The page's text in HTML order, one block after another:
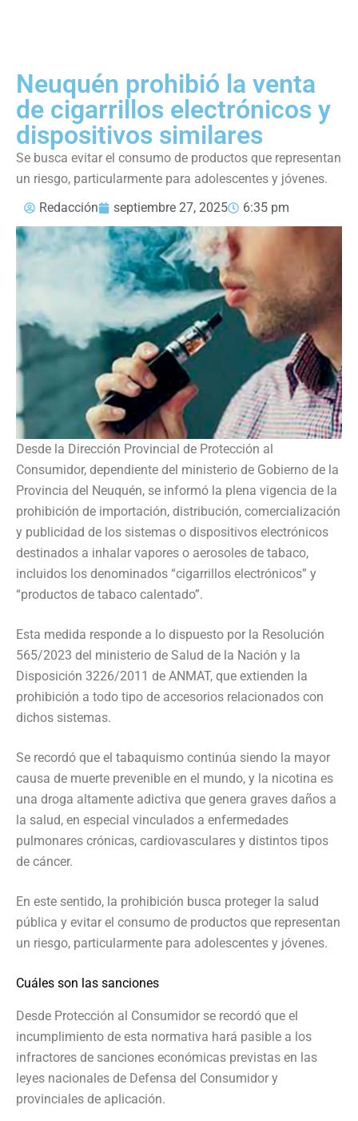
Neuquén prohibió la venta
de cigarrillos electrónicos y
dispositivos similares
Se busca evitar el consumo de productos que representan
un riesgo, particularmente para adolescentes y jóvenes.
Redacción
septiembre 27, 2025 6:35 pm
Desde la Dirección Provincial de Protección al
Consumidor, dependiente del ministerio de Gobierno de la
Provincia del Neuquén, se informó la plena vigencia de la
prohibición de importación, distribución, comercialización
y publicidad de los sistemas o dispositivos electrónicos
destinados a inhalar vapores o aerosoles de tabaco,
incluidos los denominados “cigarrillos electrónicos” y
“productos de tabaco calentado”.
Esta medida responde a lo dispuesto por la Resolución
565/2023 del ministerio de Salud de la Nación y la
Disposición 3226/2011 de ANMAT, que extienden la
prohibición a todo tipo de accesorios relacionados con
dichos sistemas.
Se recordó que el tabaquismo continúa siendo la mayor
causa de muerte prevenible en el mundo, y la nicotina es
una droga altamente adictiva que genera graves daños a
la salud, en especial vinculados a enfermedades
pulmonares crónicas, cardiovasculares y distintos tipos
de cáncer.
En este sentido, la prohibición busca proteger la salud
pública y evitar el consumo de productos que representan
un riesgo, particularmente para adolescentes y jóvenes.
Cuáles son las sanciones
Desde Protección al Consumidor se recordó que el
incumplimiento de esta normativa hará pasible a los
infractores de sanciones económicas previstas en las
leyes nacionales de Defensa del Consumidor y
provinciales de aplicación.